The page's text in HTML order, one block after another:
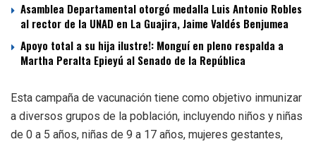
Asamblea Departamental otorgó medalla Luis Antonio Robles
al rector de la UNAD en La Guajira, Jaime Valdés Benjumea
Apoyo total a su hija ilustre!: Monguí en pleno respalda a
Martha Peralta Epieyú al Senado de la República
Esta campaña de vacunación tiene como objetivo inmunizar
a diversos grupos de la población, incluyendo niños y niñas
de 0 a 5 años, niñas de 9 a 17 años, mujeres gestantes,